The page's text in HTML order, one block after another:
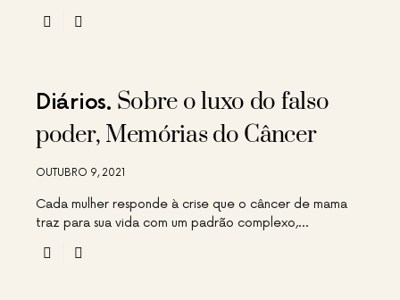
Diários Sobre o luxo do falso
poder, Memórias do Câncer
OUTUBRO 9, 2021
Cada mulher responde à crise que o câncer de mama
traz para sua vida com um padrão complexo,…